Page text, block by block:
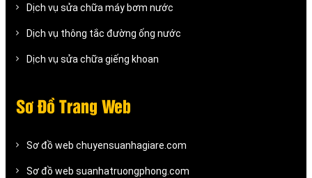
Dịch vụ sửa chữa máy bơm nước
Dịch vụ thông tắc đường ống nước
Dịch vụ sửa chữa giếng khoan
Sơ Đồ Trang Web
Sơ đồ web chuyensuanhagiare.com
Sơ đồ web suanhatruongphong.com